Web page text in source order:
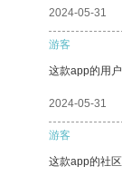
2024-05-31
游客
这款app的用
2024-05-31
游客
这款app的社